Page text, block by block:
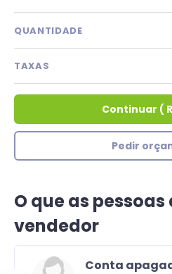
QUANTIDADE
TAXAS
Continuar (
Pedir
O que as
vendedor
Conta